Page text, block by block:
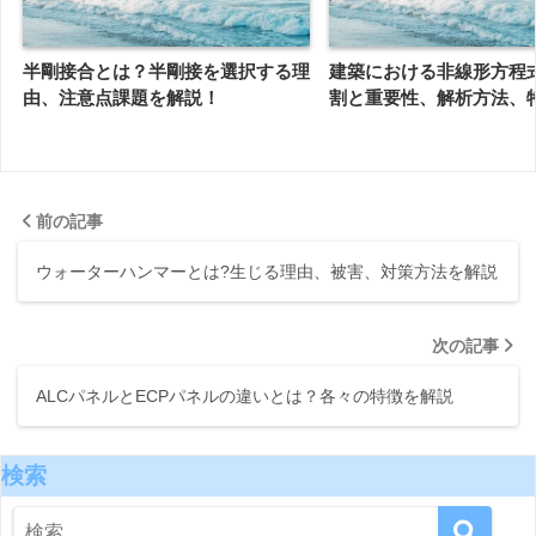
半剛接合とは？半剛接を選択する理
由、注意点課題を解説！
建築における非線形方程
割と重要性、解析方法、
前の記事
ウォーターハンマーとは?生じる理由、被害、対策方法を解説
次の記事
ALCパネルとECPパネルの違いとは？各々の特徴を解説
検索